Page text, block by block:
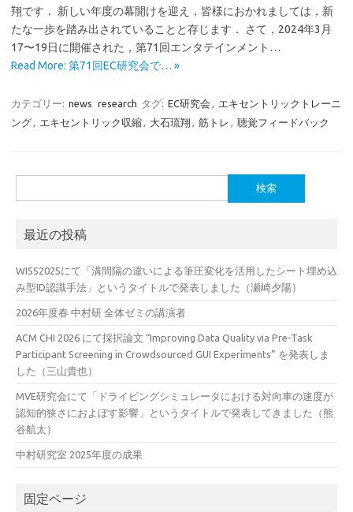
翔です． 新しい年度の幕開けを迎え，皆様におかれましては，新
たな一歩を踏み出されていることと存じます． さて，2024年3月
17〜19日に開催された，第71回エンタテインメント…
Read More: 第71回EC研究会で… »
カテゴリー: news research タグ: EC研究会 , エキセントリックトレーニ
ング, エキセントリック収縮, 大石琉翔 , 筋トレ , 聴覚フィードバック
索:
最近の投稿
WISS2025にて「溝間隔の違いによる筆圧変化を活用したシート埋め込
み型ID認識手法」というタイトルで発表しました（瀬崎夕陽）
2026年度春 中村研 全体ゼミの講演者
ACM CHI 2026 にて採択論文 “Improving Data Quality via Pre-Task
Participant Screening in Crowdsourced GUI Experiments” を発表しま
した（三山貴也）
MVE研究会にて「ドライビングシミュレータにおける対向車の速度が
認知的狭さにおよぼす影響」というタイトルで発表してきました（熊
谷航太）
中村研究室 2025年度の成果
固定ページ